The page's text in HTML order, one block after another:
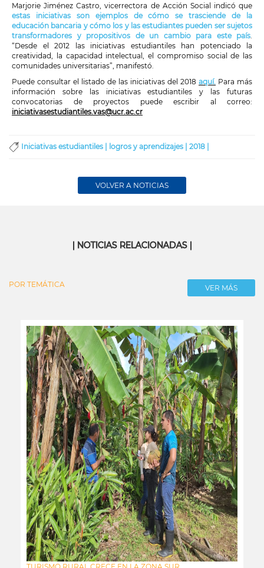
Marjorie Jiménez Castro, vicerrectora de Acción Social indicó que
estas iniciativas son ejemplos de cómo se trasciende de la
educación bancaria y cómo los y las estudiantes pueden ser sujetos
transformadores y propositivos de un cambio para este país
“Desde el 2012 las iniciativas estudiantiles han potenciado la
creatividad, la capacidad intelectual, el compromiso social de las
comunidades universitarias”, manifestó.
Puede consultar el listado de las iniciativas del 2018 aquí. Para más
información sobre las iniciativas estudiantiles y las futuras
convocatorias de proyectos puede escribir al correo:
iniciativasestudiantiles.vas@ucr.ac.cr
Iniciativas estudiantiles | logros y aprendizajes | 2018 |
VOLVER A NOTICIAS
| NOTICIAS RELACIONADAS |
POR TEMÁTICA VER MÁS